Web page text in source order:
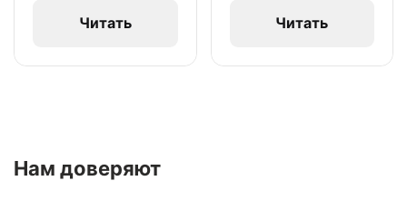
Читать
Читать
Нам доверяют